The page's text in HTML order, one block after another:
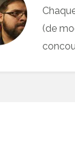
(de